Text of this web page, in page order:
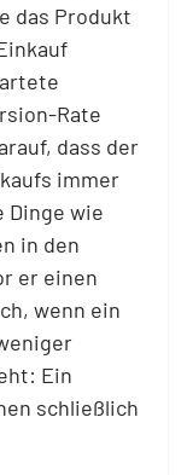
das Produkt
Rate
dass der
immer
Dinge wie
in den
er einen
wenn ein
Ein
schließlich